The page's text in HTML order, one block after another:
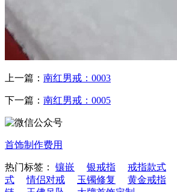
上一篇： 南红男戒：0003
下一篇： 南红男戒：0005
首饰制作费用
热门标签： 镶嵌 银戒指 戒指款式
式
情侣对戒 玉镯修复 黄金戒指